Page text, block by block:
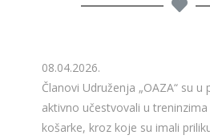
08.04.2026.
Članovi Udruženja „OAZA“ su
aktivno učestvovali u
košarke, kroz koje su imali